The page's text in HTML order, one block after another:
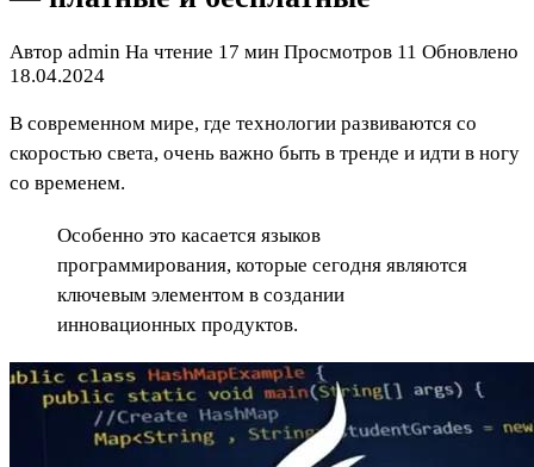
Автор admin На чтение 17 мин Просмотров 11 Обновлено
18.04.2024
В современном мире, где технологии развиваются со
скоростью света, очень важно быть в тренде и идти в ногу
со временем.
Особенно это касается языков
программирования, которые сегодня являются
ключевым элементом в создании
инновационных продуктов.